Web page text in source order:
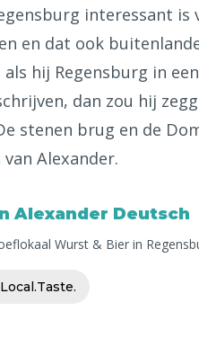
interessant is
en dat ook
hij Regensburg in een
dan zou hij
stenen brug en de
Alexander.
Alexander Deutsch
Wurst & Bier in